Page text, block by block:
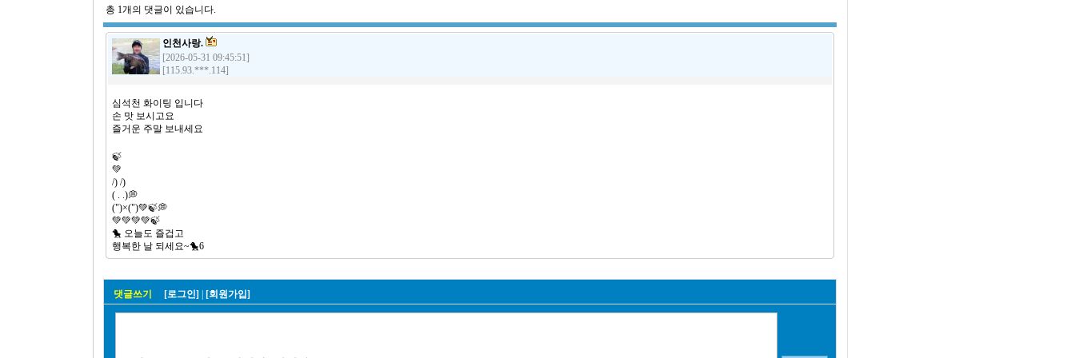
총 1개의 댓글이 있습니다.
인천사랑.
[2026-05-31 09:45:51]
[115.93.***.114]
심석천 화이팅 입니다
손 맛 보시고요
즐거운 주말 보내세요
🍃
💚
/) /)
( . .)💭
(")×(")💚🍃💭
💚💚💚💚🍃
🐤 오늘도 즐겁고
행복한 날 되세요~🐤6
댓글쓰기 [로그인] [회원가입]